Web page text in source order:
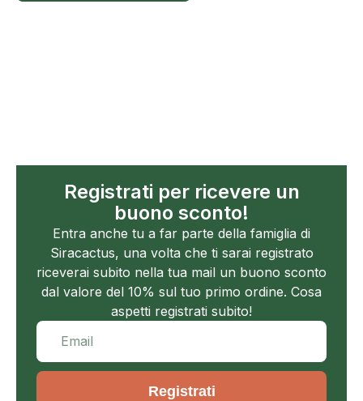
Registrati per ricevere un
buono sconto!
Entra anche tu a far parte della famiglia di
Siracactus, una volta che ti sarai registrato
riceverai subito nella tua mail un buono sconto
dal valore del 10% sul tuo primo ordine. Cosa
aspetti registrati subito!
Registrati